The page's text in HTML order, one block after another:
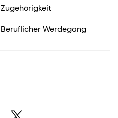
Zugehörigkeit
Beruflicher Werdegang